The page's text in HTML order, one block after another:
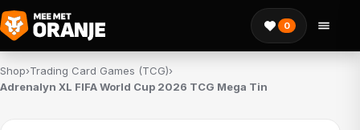
0
Shop›Trading Card Games (TCG)›
Adrenalyn XL FIFA World Cup 2026 TCG Mega Tin